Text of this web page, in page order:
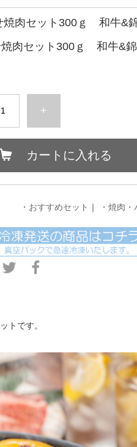
焼肉セット300ｇ 和牛&
肉セット300ｇ 和牛&
+
カートに入れる
・おすすめセット ｜ ・焼肉
トです。